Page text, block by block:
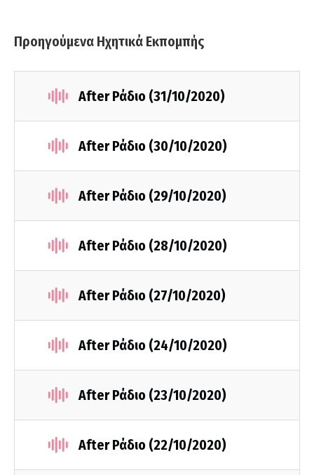
Προηγούμενα Ηχητικά Εκπομπής
After Ράδιο (31/10/2020)
After Ράδιο (30/10/2020)
After Ράδιο (29/10/2020)
After Ράδιο (28/10/2020)
After Ράδιο (27/10/2020)
After Ράδιο (24/10/2020)
After Ράδιο (23/10/2020)
After Ράδιο (22/10/2020)